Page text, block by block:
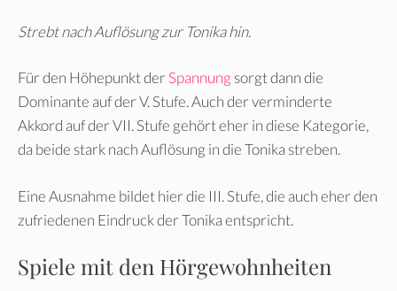
Strebt nach Auflösung zur Tonika hin.
Für den Höhepunkt der Spannung sorgt dann die
Dominante auf der V. Stufe. Auch der verminderte
Akkord auf der VII. Stufe gehört eher in diese Kategorie,
da beide stark nach Auflösung in die Tonika streben.
Eine Ausnahme bildet hier die III. Stufe, die auch eher den
zufriedenen Eindruck der Tonika entspricht.
Spiele mit den Hörgewohnheiten